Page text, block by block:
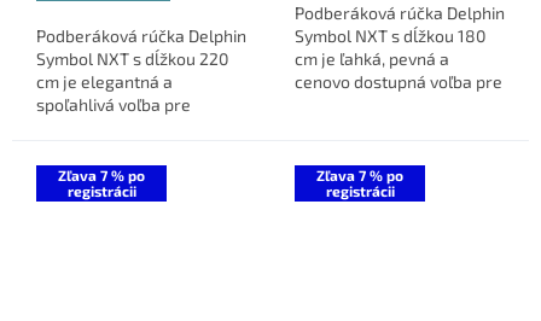
Podberáková rúčka Delphin
Symbol NXT s dĺžkou 220
cm je elegantná a
spoľahlivá voľba pre
dostupnú cenu. Vďaka
štíhlemu...
Podberáková rúčka Delphin
Symbol NXT s dĺžkou 180
cm je ľahká, pevná a
cenovo dostupná voľba pre
spojom a...
Zľava 7 % po
registrácii
Zľava 7 % po
registrácii